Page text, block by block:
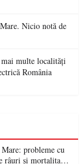
Nicio notă de
multe localități
România
probleme cu
râuri și mortalitate